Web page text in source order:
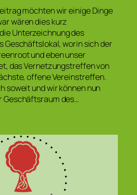
möchten wir einige Dinge
wären dies kurz
Unterzeichnung des
Geschäftslokal, worin sich der
und eben unser
das Vernetzungstreffen von
offene Vereinstreffen.
soweit und wir können nun
Geschäftsraum des…